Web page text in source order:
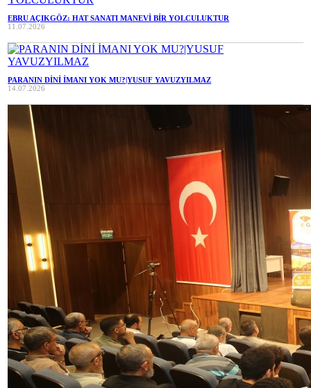
EBRU AÇIKGÖZ: HAT SANATI MANEVİ BİR YOLCULUKTUR
11.07.2026
PARANIN DİNİ İMANI YOK MU?|YUSUF YAVUZYILMAZ
14.07.2026